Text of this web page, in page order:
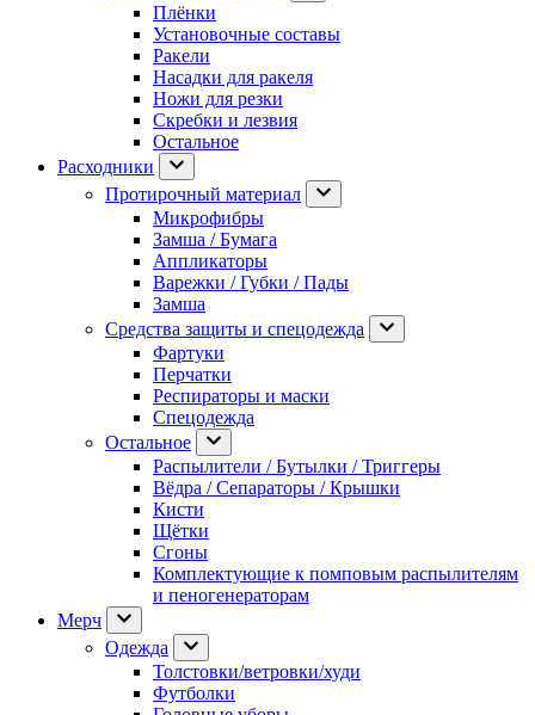
Плёнки
Установочные составы
Ракели
Насадки для ракеля
Ножи для резки
Скребки и лезвия
Остальное
Расходники
Протирочный материал
Микрофибры
Замша / Бумага
Аппликаторы
Варежки / Губки / Пады
Замша
Средства защиты и спецодежда
Фартуки
Перчатки
Респираторы и маски
Спецодежда
Остальное
Распылители / Бутылки / Триггеры
Вёдра / Сепараторы / Крышки
Кисти
Щётки
Сгоны
Комплектующие к помповым распылителям
и пеногенераторам
Мерч
Одежда
Толстовки/ветровки/худи
Футболки